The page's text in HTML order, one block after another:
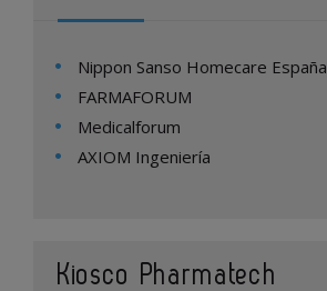
Nippon Sanso Homecare España
FARMAFORUM
Medicalforum
AXIOM Ingeniería
Kiosco Pharmatech